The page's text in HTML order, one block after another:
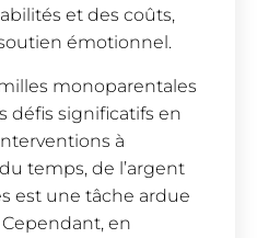
et des coûts,
émotionnel.
monoparentales
défis significatifs en
à
temps, de l’argent
est une tâche ardue
en